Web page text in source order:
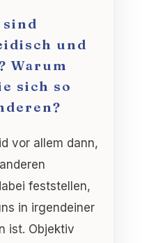
sind
und
Warum
sich so
vor allem dann,
feststellen,
in irgendeiner
ist. Objektiv